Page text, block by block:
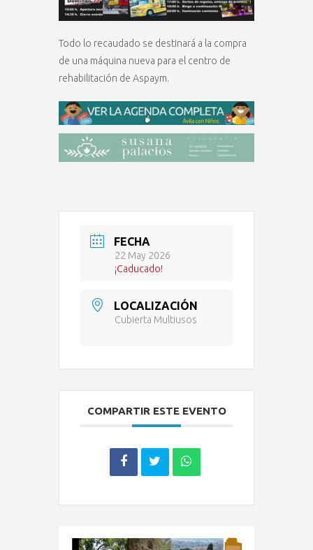
Todo lo recaudado se destinará a la compra
de una máquina nueva para el centro de
rehabilitación de Aspaym.
FECHA
22 May 2026
¡Caducado!
LOCALIZACIÓN
Cubierta Multiusos
COMPARTIR ESTE EVENTO